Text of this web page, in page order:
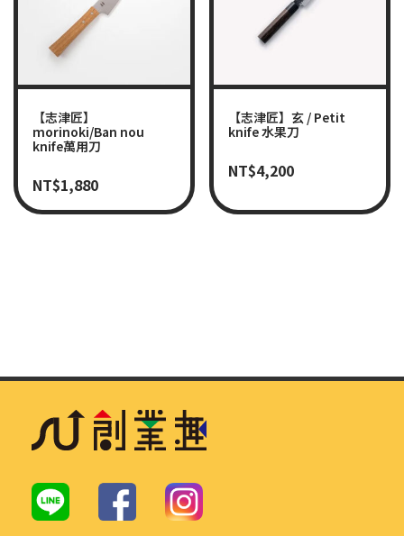
【志津匠】
morinoki/Ban nou
knife萬用刀
NT$1,880
【志津匠】玄 / Petit
knife 水果刀
NT$4,200